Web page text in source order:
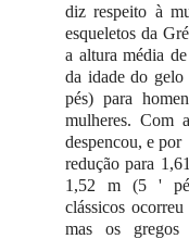
diz respeito à
esqueletos da
a altura média
da idade do
pés) para
mulheres. Com
despencou, e
redução para
1,52 m (5 '
clássicos
mas os gregos